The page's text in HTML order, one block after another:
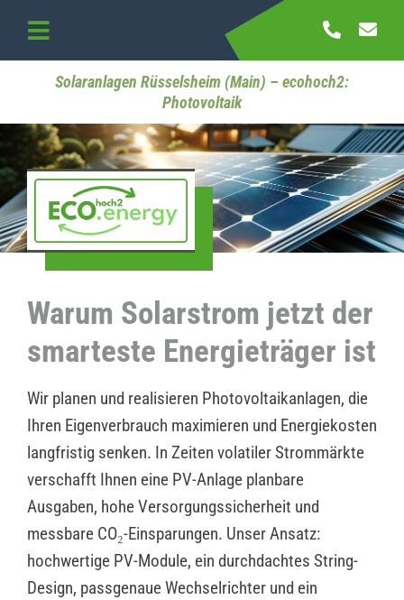
content
Toggle
Navigation
Startseite
Referenzen
Kontakt
Solaranlagen Rüsselsheim (Main) – ecohoch2:
Photovoltaik
Warum Solarstrom jetzt der
smarteste Energieträger ist
Wir planen und realisieren Photovoltaikanlagen, die
Ihren Eigenverbrauch maximieren und Energiekosten
langfristig senken. In Zeiten volatiler Strommärkte
verschafft Ihnen eine PV-Anlage planbare
Ausgaben, hohe Versorgungssicherheit und
messbare CO₂-Einsparungen. Unser Ansatz:
hochwertige PV-Module, ein durchdachtes String-
Design, passgenaue Wechselrichter und ein